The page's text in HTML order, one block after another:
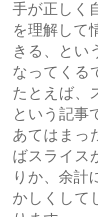
手が正しく
を理解して
きる、とい
なってくる
たとえば、
という記事
あてはまっ
ばスライス
りか、余計
かしくして